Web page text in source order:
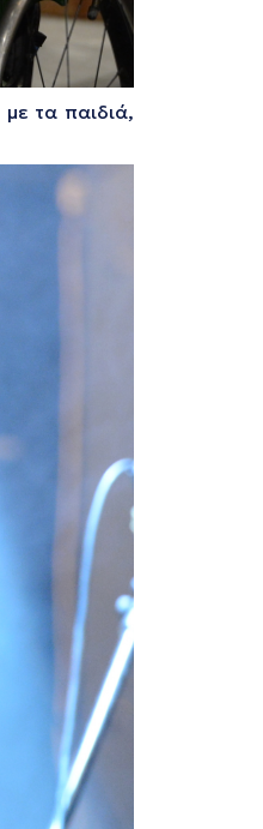
με τα παιδιά,